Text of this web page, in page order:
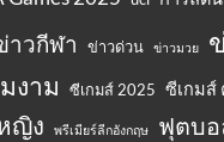
าวกีฬา ข่าวด่วน ข่าวมวย
งาม ซีเกมส์ 2025 ซีเกมส์
ญิง พรีเมียร์ลีกอังกฤษ ฟุตบอ